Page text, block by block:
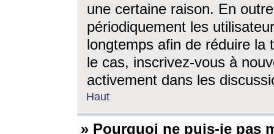
une certaine raison. En
périodiquement les
longtemps afin de réduire la
le cas, inscrivez-vous à
activement dans les
Haut
» Pourquoi ne puis-je pas